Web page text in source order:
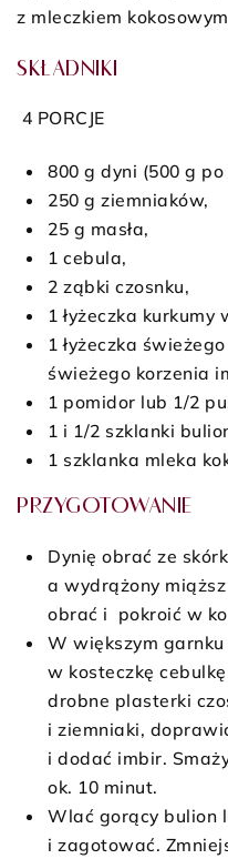
z mleczkiem
SKŁADNIKI
4 PORCJE
800 g dyni (500 g
250 g ziemniaków,
25 g masła,
1 cebula,
2 ząbki czosnku,
1 łyżeczka kurkumy
1 łyżeczka
świeżego korzenia
1 pomidor lub 1/2
1 i 1/2 szklanki
1 szklanka mleka
PRZYGOTOWANIE
Dynię obrać ze
a wydrążony
obrać i pokroić w
W większym
w kosteczkę
drobne plasterki
i ziemniaki,
i dodać imbir.
ok. 10 minut.
Wlać gorący bulion
i zagotować.